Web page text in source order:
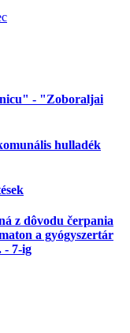
- "Zoboraljai
hulladék
z dôvodu čerpania
a gyógyszertár
- 7-ig